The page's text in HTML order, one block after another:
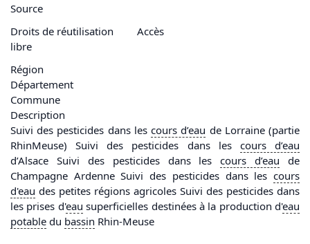
Source
Droits de réutilisation
Accès
libre
Région
Département
Commune
Description
Suivi des pesticides dans lescours d’eau de Lorraine (partie
RhinMeuse) Suivi des pesticides dans les cours d’eau
d’Alsace Suivi des pesticides dans lescours d’eau de
Champagne Ardenne Suivi des pesticides dans les cours
d'eau des petites régions agricoles Suivi des pesticides dans
les prises d'eau superficielles destinées à la production d'eau
potable du bassin Rhin-Meuse